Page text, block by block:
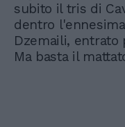
subito il tris di
dentro
Dzemaili, entrato
Ma basta il